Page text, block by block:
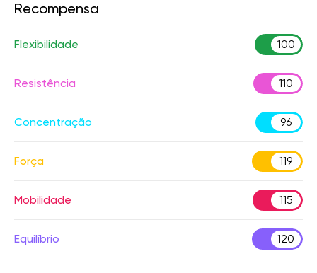
Recompensa
Flexibilidade 100
Resistência 110
Concentração 96
Força 119
Mobilidade 115
Equilíbrio 120